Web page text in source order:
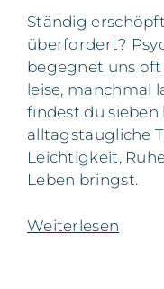
Ständig
überfordert?
begegnet uns
leise, manchmal
findest du
alltagstaugliche
Leichtigkeit,
Leben bringst.
Weiterlesen